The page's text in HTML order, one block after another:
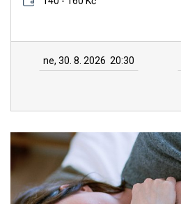
ne, 30. 8. 2026 20:30